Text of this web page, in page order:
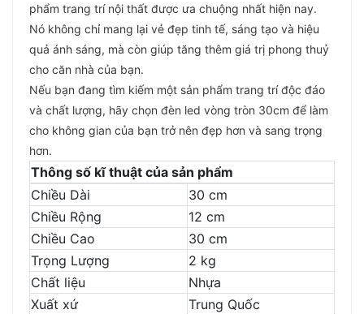
phẩm trang trí nội thất được ưa chuộng nhất hiện nay.
Nó không chỉ mang lại vẻ đẹp tinh tế, sáng tạo và hiệu
quả ánh sáng, mà còn giúp tăng thêm giá trị phong thuỷ
cho căn nhà của bạn.
Nếu bạn đang tìm kiếm một sản phẩm trang trí độc đáo
và chất lượng, hãy chọn đèn led vòng tròn 30cm để làm
cho không gian của bạn trở nên đẹp hơn và sang trọng
hơn.
Thông số kĩ thuật của sản phẩm
Chiều Dài
30 cm
Chiều Rộng
12 cm
Chiều Cao
30 cm
Trọng Lượng
2 kg
Chất liệu
Nhựa
Xuất xứ
Trung Quốc